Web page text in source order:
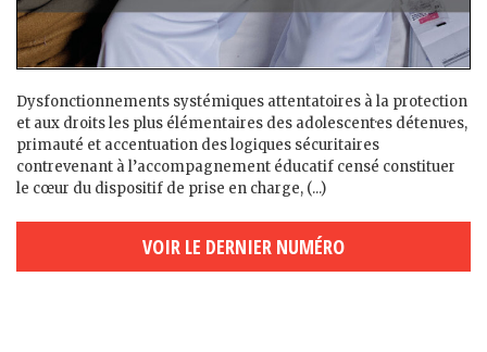
Dysfonctionnements systémiques attentatoires à la protection
et aux droits les plus élémentaires des adolescent·es détenu·es,
primauté et accentuation des logiques sécuritaires
contrevenant à l’accompagnement éducatif censé constituer
le cœur du dispositif de prise en charge, (...)
VOIR LE DERNIER NUMÉRO